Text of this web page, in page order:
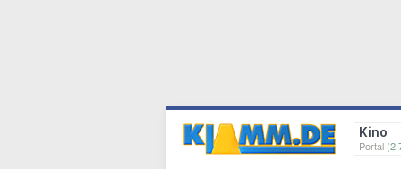
Kino
Portal (